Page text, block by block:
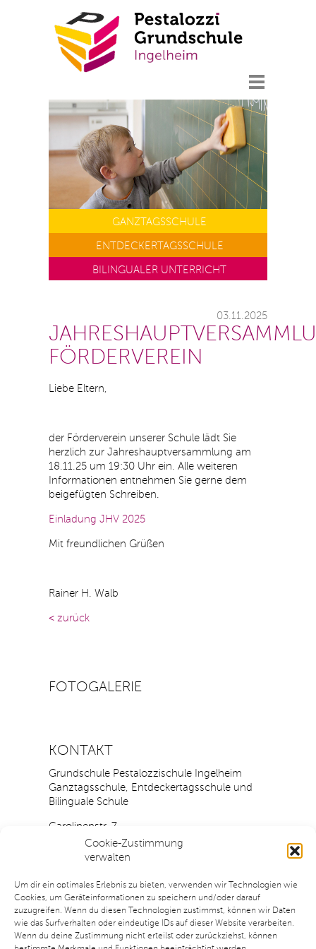
Cookie-Zustimmung
verwalten
Um dir ein optimales Erlebnis zu bieten, verwenden wir Technologien wie
Cookies, um Geräteinformationen zu speichern und/oder darauf
zuzugreifen. Wenn du diesen Technologien zustimmst, können wir Daten
wie das Surfverhalten oder eindeutige IDs auf dieser Website verarbeiten.
Wenn du deine Zustimmung nicht erteilst oder zurückziehst, können
GANZTAGSSCHULE
ENTDECKERTAGSSCHULE
BILINGUALER UNTERRICHT
03.11.2025
FÖRDERVEREIN
Liebe Eltern,
der Förderverein unserer Schule lädt Sie
herzlich zur Jahreshauptversammlung am
18.11.25 um 19:30 Uhr ein. Alle weiteren
Informationen entnehmen Sie gerne dem
beigefügten Schreiben.
Einladung JHV 2025
Mit freundlichen Grüßen
Rainer H. Walb
< zurück
FOTOGALERIE
KONTAKT
Grundschule Pestalozzischule Ingelheim
Ganztagsschule, Entdeckertagsschule und
Bilinguale Schule
Carolinenstr. 7
55218 Ingelheim
Fax.: 06132 / 431486
E-Mail: pestalo zzisc hule@inge lheim.d e
Öffnungszeiten unseres Sekretariats:
Mo. bis Do.: 7:30 Uhr - 13:00 Uhr